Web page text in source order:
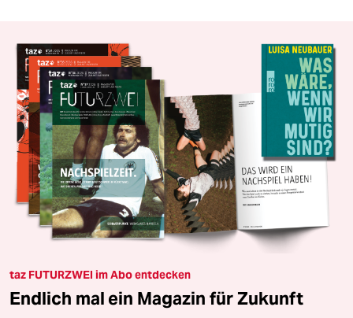
taz FUTURZWEI im Abo entdecken
Endlich mal ein Magazin für Zukunft